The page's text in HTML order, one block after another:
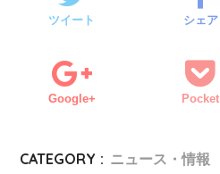
ツイート シェア
Google+ Pocket
CATEGORY : ニュース・情報